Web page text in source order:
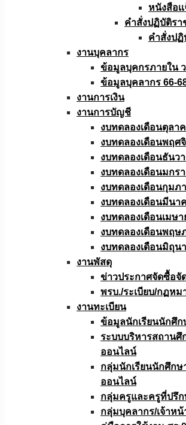
หนังสือเ
คำสั่งปฏิบัติรา
คำสั่งปฏิ
งานบุคลากร
ข้อมูลบุคกรภายใน
ข้อมูลบุคลากร 66-
งานการเงิน
งานการบัญชี
งบทดลองเดือนตุลา
งบทดลองเดือนพฤศ
งบทดลองเดือนธันว
งบทดลองเดือนมกร
งบทดลองเดือนกุมภ
งบทดลองเดือนมีนา
งบทดลองเดือนเมษ
งบทดลองเดือนพฤษ
งบทดลองเดือนมิถุน
งานพัสดุ
ข่าวประกาศจัดซื้อจั
พรบ./ระเบียบ/กฏหม
งานทะเบียน
ข้อมูลนักเรียนนักศึก
ระบบบริหารสถานศึ
ออนไลน์
กลุ่มนักเรียนนักศึกษ
ออนไลน์
กลุ่มครูและครูที่ปรึ
กลุ่มบุคลากร/เจ้าห